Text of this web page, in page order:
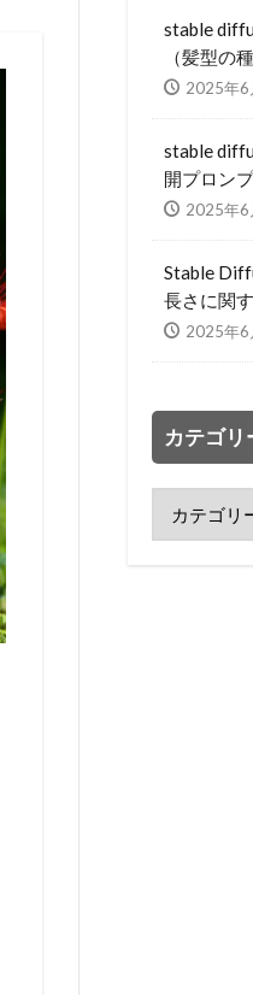
stable
（髪型の
2025年6
stable
開プロン
2025年6
Stable
長さに関
2025年6
カテゴリ